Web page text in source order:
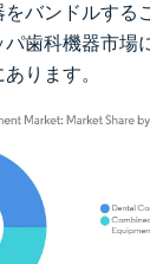
バンドルする
歯科機器市場
ります。